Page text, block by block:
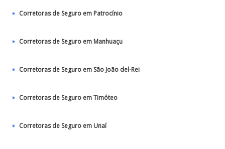
Corretoras de Seguro em Patrocínio
Corretoras de Seguro em Manhuaçu
Corretoras de Seguro em São João del-Rei
Corretoras de Seguro em Timóteo
Corretoras de Seguro em Unaí